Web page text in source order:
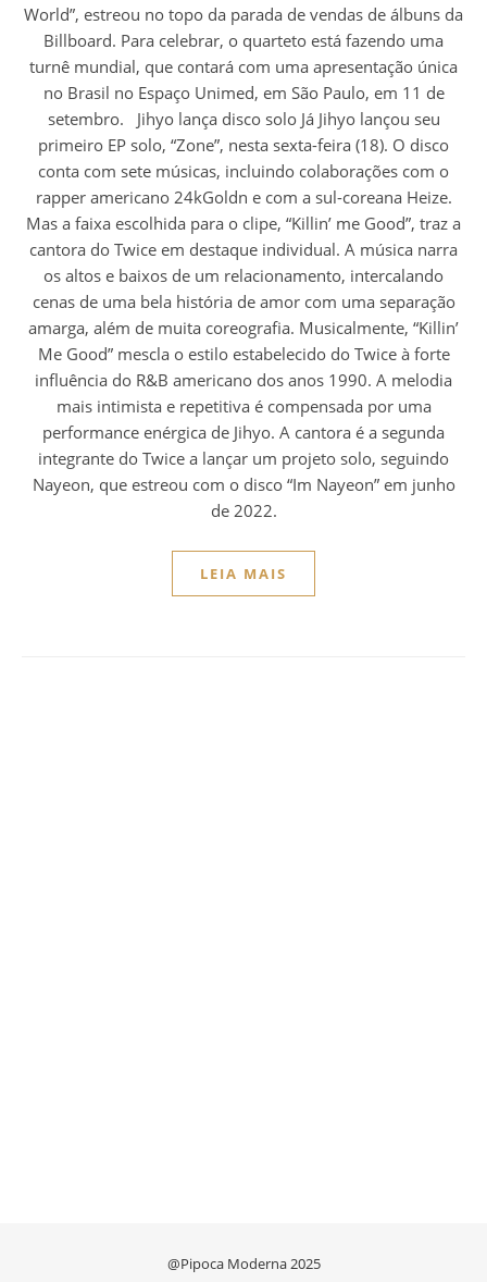
World”, estreou no topo da parada de vendas de álbuns da
Billboard. Para celebrar, o quarteto está fazendo uma
turnê mundial, que contará com uma apresentação única
no Brasil no Espaço Unimed, em São Paulo, em 11 de
setembro. Jihyo lança disco solo Já Jihyo lançou seu
primeiro EP solo, “Zone”, nesta sexta-feira (18). O disco
conta com sete músicas, incluindo colaborações com o
rapper americano 24kGoldn e com a sul-coreana Heize.
Mas a faixa escolhida para o clipe, “Killin’ me Good”, traz a
cantora do Twice em destaque individual. A música narra
os altos e baixos de um relacionamento, intercalando
cenas de uma bela história de amor com uma separação
amarga, além de muita coreografia. Musicalmente, “Killin’
Me Good” mescla o estilo estabelecido do Twice à forte
influência do R&B americano dos anos 1990. A melodia
mais intimista e repetitiva é compensada por uma
performance enérgica de Jihyo. A cantora é a segunda
integrante do Twice a lançar um projeto solo, seguindo
Nayeon, que estreou com o disco “Im Nayeon” em junho
de 2022.
LEIA MAIS
@Pipoca Moderna 2025